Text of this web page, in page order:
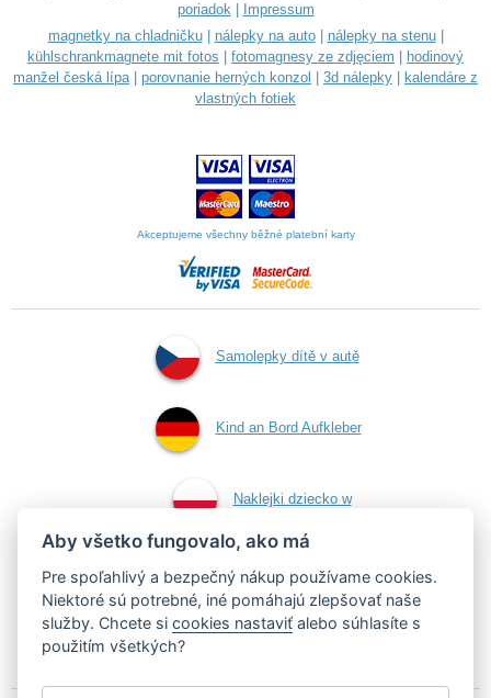
poriadok|
Impressum
magnetky na chladničku| nálepky na auto| nálepky na stenu|
kühlschrankmagnete mit fotos
fotomagnesy ze zdjęciem
hodinový
manžel česká lípa| porovnanie herných konzol 3d nálepky
kalendáre z
vlastných fotiek
Akceptujeme všechny běžné platební karty
Samolepky dítě v autě
Kind an Bord Aufkleber
Naklejki dziecko w
aucie
Aby všetko fungovalo, ako má
Pre spoľahlivý a bezpečný nákup používame cookies.
Niektoré sú potrebné, iné pomáhajú zlepšovať naše
služby. Chcete sicookies nastaviť alebo súhlasíte s
použitím všetkých?